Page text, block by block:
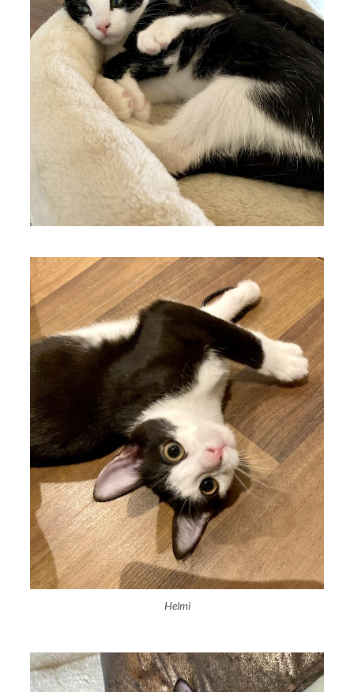
Helmi